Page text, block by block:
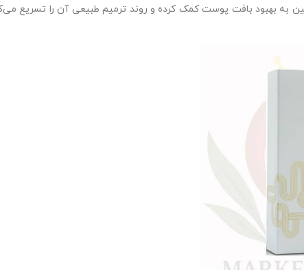
به بهبود بافت پوست کمک کرده و روند ترمیم طبیعی آن را تسریع